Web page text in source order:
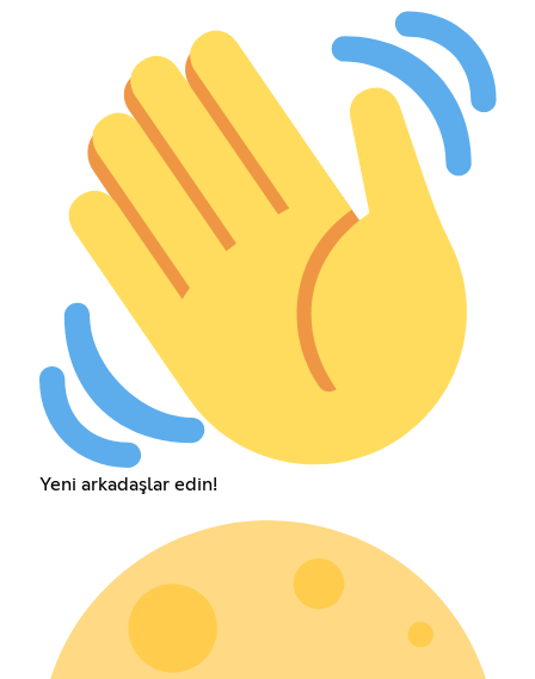
Yeni arkadaşlar edin!